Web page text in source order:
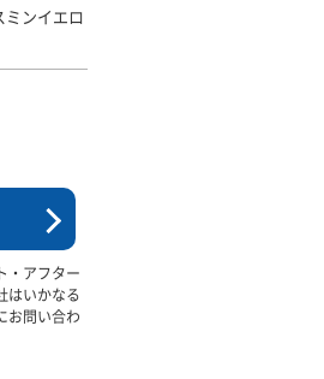
ンイエロ
・アフター
はいかなる
お問い合わ